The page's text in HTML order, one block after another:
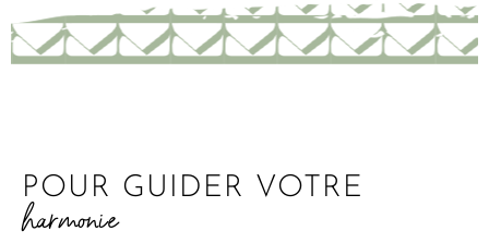
POUR GUIDER VOTRE
harmonie